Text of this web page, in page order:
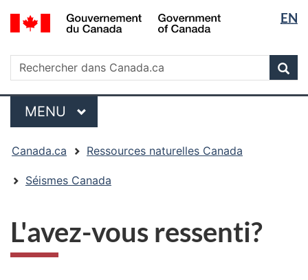
Passer
au
principal
Passer
à
sujet
du
gouvernement »
Passer
à
version
HTML
simplifiée
la
langue
EN
Rechercher
Rechercher
dans
Canada.ca
Menu
MENU PRINCIPAL
êtes
ici
Canada.ca Ressources naturelles Canada
Séismes Canada
L'avez-vous ressenti?